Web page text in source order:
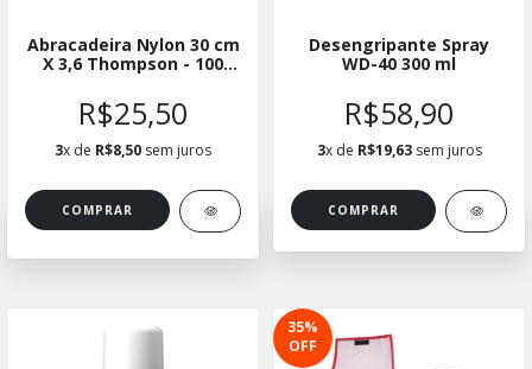
Abracadeira Nylon 30 cm
X 3,6 Thompson - 100
R$25,50
3x de R$8,50 sem juros
Desengripante Spray
WD-40 300 ml
R$58,90
3x de R$19,63sem juros
COMPRAR
35%
OFF